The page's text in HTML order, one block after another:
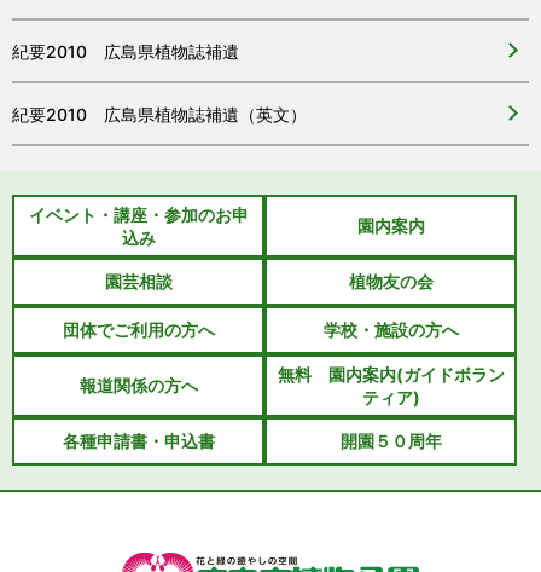
紀要2010 広島県植物誌補遺
紀要2010 広島県植物誌補遺（英文）
イベント・講座・参加のお申
込み
園内案内
園芸相談 植物友の会
団体でご利用の方へ 学校・施設の方へ
報道関係の方へ
無料 園内案内(ガイドボラン
ティア)
各種申請書・申込書 開園５０周年